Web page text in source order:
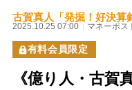
古賀真人「発掘！好決算
2025.10.25 07:00 マネーポス
有料会員限定
《億り人・古賀